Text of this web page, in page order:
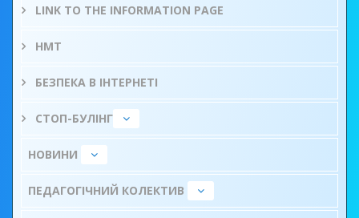
LINK TO THE INFORMATION PAGE
НМТ
БЕЗПЕКА В ІНТЕРНЕТІ
СТОП-БУЛІНГ
НОВИНИ
ПЕДАГОГІЧНИЙ КОЛЕКТИВ